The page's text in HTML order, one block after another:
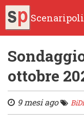
ottobre
9 mesi ago